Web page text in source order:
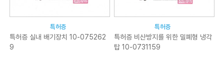
특허증
특허증 실내 배기장치 10-075262
9
특허증
특허증 비산방지를 위한 밀폐형 냉각
탑 10-0731159